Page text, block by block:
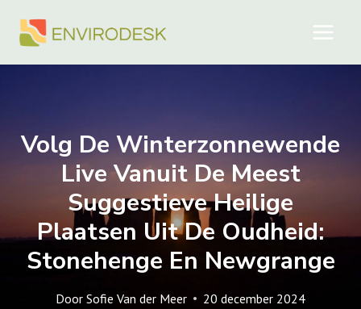
naar
Volg De Winterzonnewende
Live Vanuit De Meest
Suggestieve Heilige
Plaatsen Uit De Oudheid:
Stonehenge En Newgrange
Door Sofie Van der Meer 20 december 2024